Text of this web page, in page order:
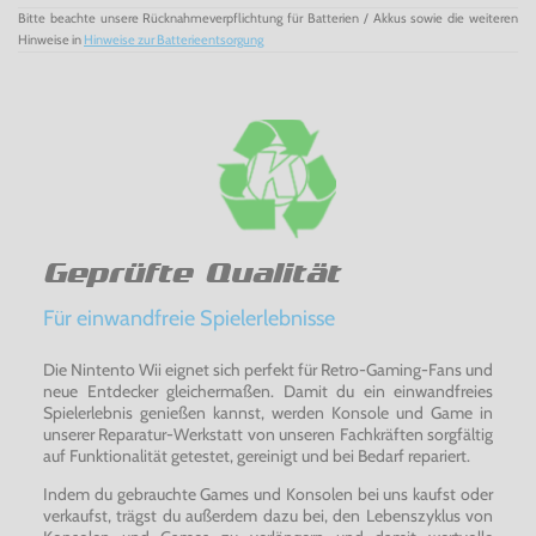
Bitte beachte unsere Rücknahmeverpflichtung für Batterien / Akkus sowie die weiteren
Hinweise in Hinweise zur Batterieentsorgung
Geprüfte Qualität
Für einwandfreie Spielerlebnisse
Die Nintento Wii eignet sich perfekt für Retro-Gaming-Fans und
neue Entdecker gleichermaßen. Damit du ein einwandfreies
Spielerlebnis genießen kannst, werden Konsole und Game in
unserer Reparatur-Werkstatt von unseren Fachkräften sorgfältig
auf Funktionalität getestet, gereinigt und bei Bedarf repariert.
Indem du gebrauchte Games und Konsolen bei uns kaufst oder
verkaufst, trägst du außerdem dazu bei, den Lebenszyklus von